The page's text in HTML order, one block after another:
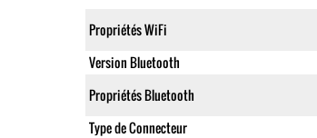
Propriétés WiFi
Version Bluetooth
Propriétés Bluetooth
Type de Connecteur